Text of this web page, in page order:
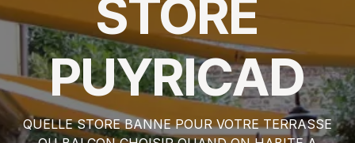
STORE
PUYRICAD
QUELLE STORE BANNE POUR VOTRE TERRASSE